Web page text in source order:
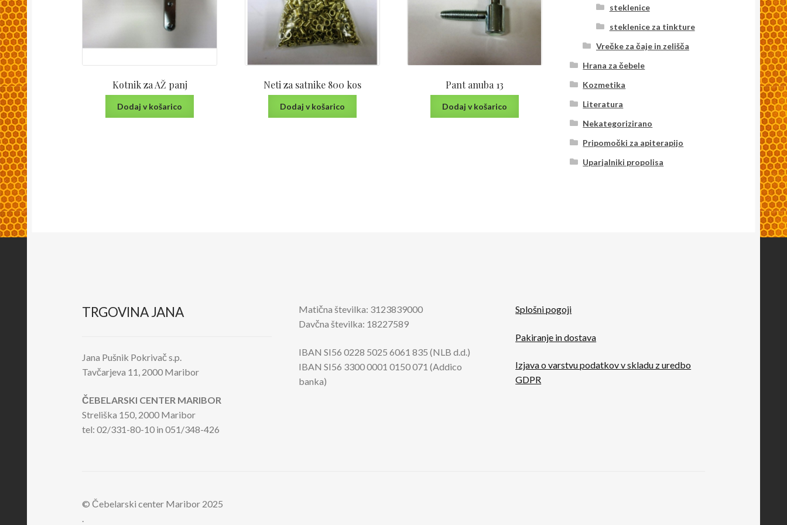
Kotnik za AŽ panj
Dodaj v košarico
Neti za satnike 800 kos
Dodaj v košarico
Pant anuba 13
Dodaj v košarico
steklenice
steklenice za tinkture
Vrečke za čaje in zelišča
Hrana za čebele
Kozmetika
Literatura
Nekategorizirano
Pripomočki za apiterapijo
Uparjalniki propolisa
TRGOVINA JANA
Jana Pušnik Pokrivač s.p.
Tavčarjeva 11, 2000 Maribor
ČEBELARSKI CENTER MARIBOR
Streliška 150, 2000 Maribor
tel: 02/331-80-10 in 051/348-426
Matična številka: 3123839000
Davčna številka: 18227589
IBAN SI56 0228 5025 6061 835 (NLB d.d.)
IBAN SI56 3300 0001 0150 071 (Addico
banka)
Splošni pogoji
Pakiranje in dostava
Izjava o varstvu podatkov v skladu z uredbo
GDPR
© Čebelarski center Maribor 2025
.